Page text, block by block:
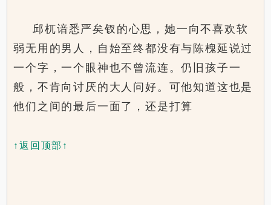
邱杌谙悉严矣钗的心思，她一向不喜欢软
弱无用的男人，自始至终都没有与陈槐延说过
一个字，一个眼神也不曾流连。仍旧孩子一
般，不肯向讨厌的大人问好。可他知道这也是
他们之间的最后一面了，还是打算
↑返回顶部↑